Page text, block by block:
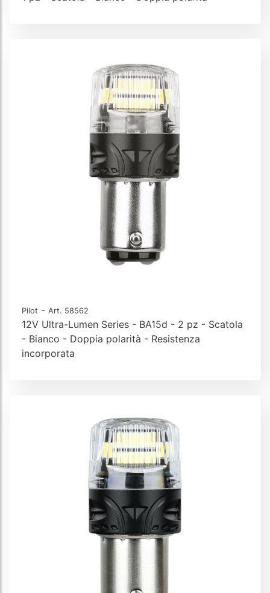
Pilot - Art. 58562
12V Ultra-Lumen Series - BA15d - 2 pz - Scatola
- Bianco - Doppia polarità - Resistenza
incorporata